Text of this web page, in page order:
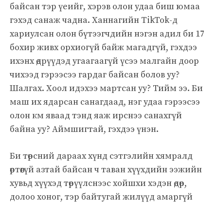
байсан тэр үеийг, хэрэв олон удаа биш юмаа
гэхэд санаж чадна. Ханнагийн TikTok-д
хариулсан олон бүтээгчдийн нэгэн адил би 17
бохир живх орхиогүй байж магадгүй, гэхдээ
ихэнх өдрүүдэд угаагаагүй үсээ малгайн доор
чихээд гэрээсээ гардаг байсан болов уу?
Шалгах. Хоол идэхээ мартсан уу? Тийм ээ. Би
маш их ядарсан санагдаад, нэг удаа гэрээсээ
олон км яваад тэнд яаж ирснээ санахгүй
байна уу? Аймшигтай, гэхдээ үнэн.
Би төрсний дараах хүнд сэтгэлийн хямралд
өртөөгүй азтай байсан ч таван хүүхдийн ээжийн
хувьд хүүхэд төрүүлснээс хойшхи хэдэн өдөр,
долоо хоног, тэр байтугай жилүүд амаргүй